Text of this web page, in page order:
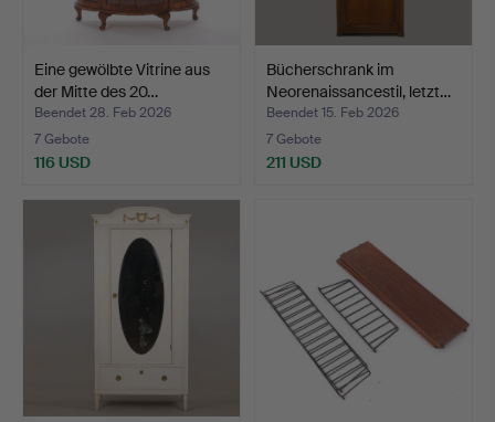
Eine gewölbte Vitrine aus
der Mitte des 20…
Beendet 28. Feb 2026
7 Gebote
116 USD
Bücherschrank im
Neorenaissancestil, letzt…
Beendet 15. Feb 2026
7 Gebote
211 USD